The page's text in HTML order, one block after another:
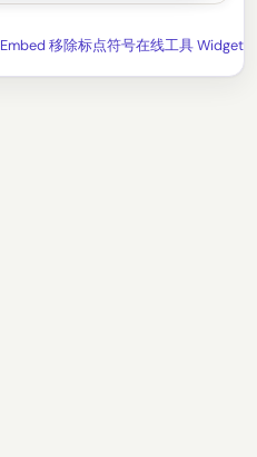
Embed 移除标点符号在线工具 Widget